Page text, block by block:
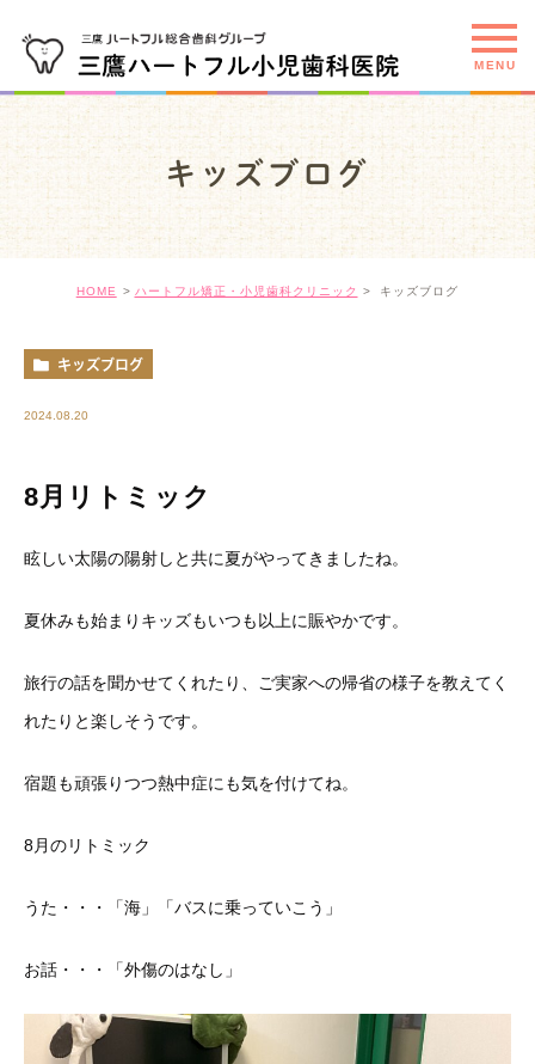
キッズブログ
HOME ハートフル矯正・小児歯科クリニック キッズブログ
キッズブログ
2024.08.20
8月リトミック
眩しい太陽の陽射しと共に夏がやってきましたね。
夏休みも始まりキッズもいつも以上に賑やかです。
旅行の話を聞かせてくれたり、ご実家への帰省の様子を教えてく
れたりと楽しそうです。
宿題も頑張りつつ熱中症にも気を付けてね。
8月のリトミック
うた・・・「海」「バスに乗っていこう」
お話・・・「外傷のはなし」